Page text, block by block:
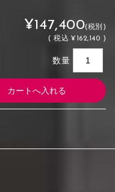
¥147,400(税別)
(税込 ¥162,140 )
数量